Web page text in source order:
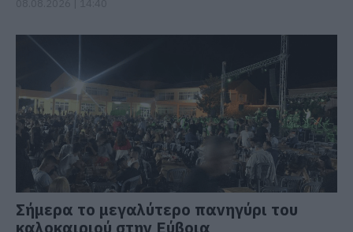
Σήμερα το μεγαλύτερο πανηγύρι του
καλοκαιριού στην Εύβοια